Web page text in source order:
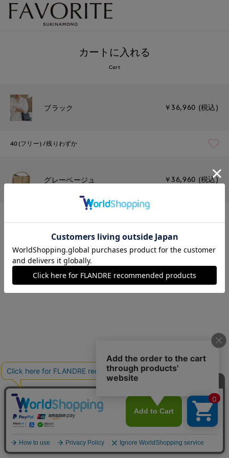
カートに入れる
Cart
ブラック ￥36,960 (税込)
40(フリー) 残りわずか
グレーベージュ ￥36,960 (税込)